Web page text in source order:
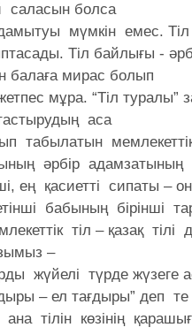
саласын болса
мүмкін емес. Тіл
Тіл байлығы -
балаға мирас болып
мұра. “Тіл туралы”
аса
табылатын
әрбір адамзатының
ең қасиетті сипаты –
бабының бірінші
тіл – қазақ
–
жүйелі түрде жүзеге
– ел тағдыры” деп
тілін көзінің